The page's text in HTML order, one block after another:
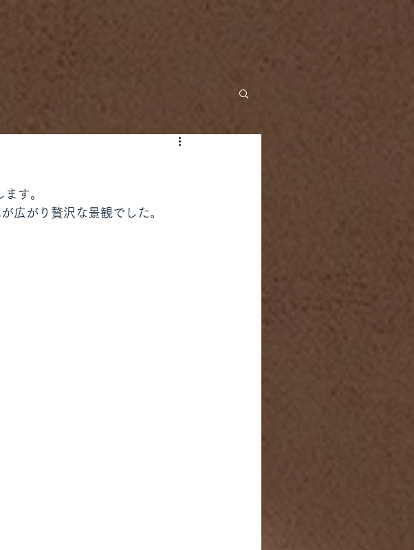
す。
広がり贅沢な景観でした。